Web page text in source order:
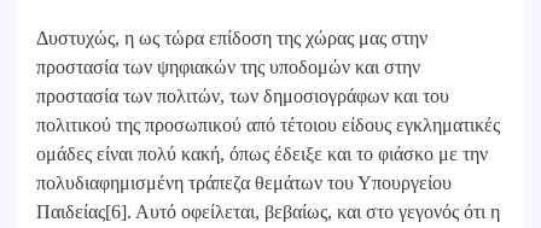
Δυστυχώς, η ως τώρα επίδοση της χώρας μας στην
προστασία των ψηφιακών της υποδομών και στην
προστασία των πολιτών, των δημοσιογράφων και του
πολιτικού της προσωπικού από τέτοιου είδους εγκληματικές
ομάδες είναι πολύ κακή, όπως έδειξε και το φιάσκο με την
πολυδιαφημισμένη τράπεζα θεμάτων του Υπουργείου
Παιδείας[6]. Αυτό οφείλεται, βεβαίως, και στο γεγονός ότι η